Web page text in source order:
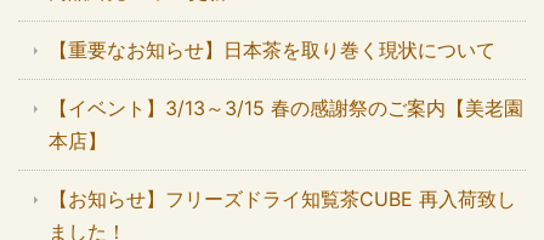
【重要なお知らせ】日本茶を取り巻く現状について
【イベント】3/13～3/15 春の感謝祭のご案内【美老園
本店】
【お知らせ】フリーズドライ知覧茶CUBE 再入荷致し
ました！